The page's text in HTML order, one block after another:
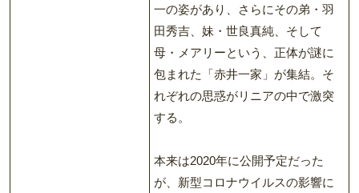
一の姿があり、さらにその弟・羽
田秀吉、妹・世良真純、そして
母・メアリーという、正体が謎に
包まれた「赤井一家」が集結。そ
れぞれの思惑がリニアの中で激突
する。
本来は2020年に公開予定だった
が、新型コロナウイルスの影響に